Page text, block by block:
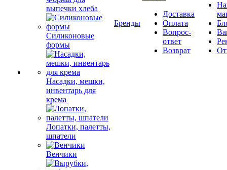
выпечки хлеба
Силиконовые
формы
Насадки, мешки,
инвентарь для
крема
Лопатки, палетты,
шпатели
Венчики
Бренды
Доставка
Оплата
Вопрос-
ответ
Возврат